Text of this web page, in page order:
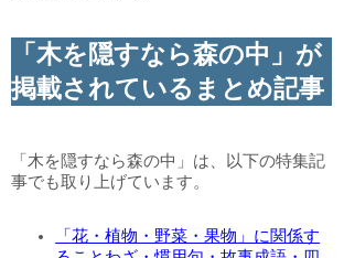
「木を隠すなら森の中」が
掲載されているまとめ記事
「木を隠すなら森の中」は、以下の特集記
事でも取り上げています。
「花・植物・野菜・果物」に関係す